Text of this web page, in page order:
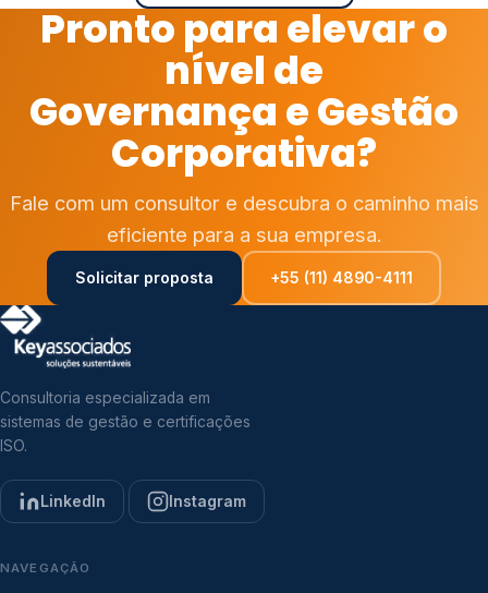
Pronto para elevar o
nível de
Governança e Gestão
Corporativa?
Fale com um consultor e descubra o caminho mais
eficiente para a sua empresa.
Solicitar proposta +55 (11) 4890-4111
Consultoria especializada em
sistemas de gestão e certificações
ISO.
LinkedIn Instagram
NAVEGAÇÃO